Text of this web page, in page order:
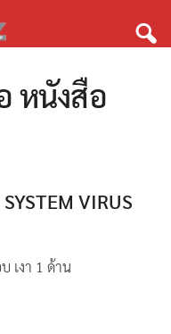
หนังสือ
VIRUS
เงา 1 ด้าน